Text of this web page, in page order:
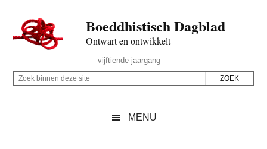
naar
de
inhoud
secondary
naar
de
sidebar
naar
de
Boeddhistisch Dagblad
Ontwart en ontwikkelt
Rechts
vijftiende jaargang
Z
Z
MENU